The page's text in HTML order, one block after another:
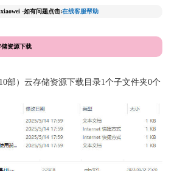
-如有问题点击:在线客服帮助
储资源下载
部）云存储资源下载目录1个子文件夹0个